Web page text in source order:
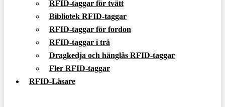
RFID-taggar för tvätt
Bibliotek RFID-taggar
RFID-taggar för fordon
RFID-taggar i trä
Dragkedja och hänglås RFID-taggar
Fler RFID-taggar
RFID-Läsare